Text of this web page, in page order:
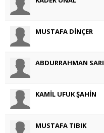
MUSTAFA DİNÇER
ABDURRAHMAN SARI
KAMİL UFUK ŞAHİN
MUSTAFA TIBIK